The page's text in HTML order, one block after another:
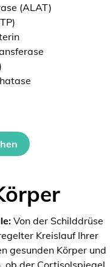
(ALAT)
Von der Schilddrüse
Kreislauf Ihrer
gesunden Körper und
ob der Cortisolspiegel